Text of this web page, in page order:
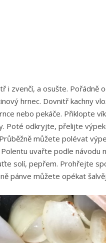
i zvenčí, a osušte. Pořádně
hrnec. Dovnitř kachny
nebo pekáče. Přiklopte
Poté odkryjte, přelijte
můžete polévat
Polentu uvařte podle návodu
solí, pepřem. Prohřejte
pánve můžete opékat